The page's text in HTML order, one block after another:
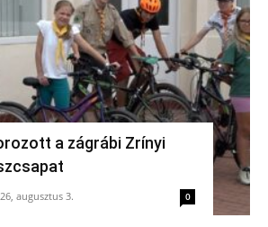
a zágrábi Zrínyi
augusztus 3. 0